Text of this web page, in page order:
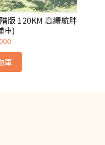
版 120KM 高續航胖
車)
車